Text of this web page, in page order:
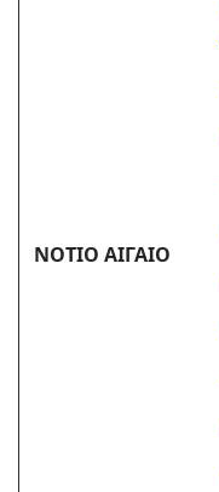
ΝΟΤΙΟ ΑΙΓΑΙΟ